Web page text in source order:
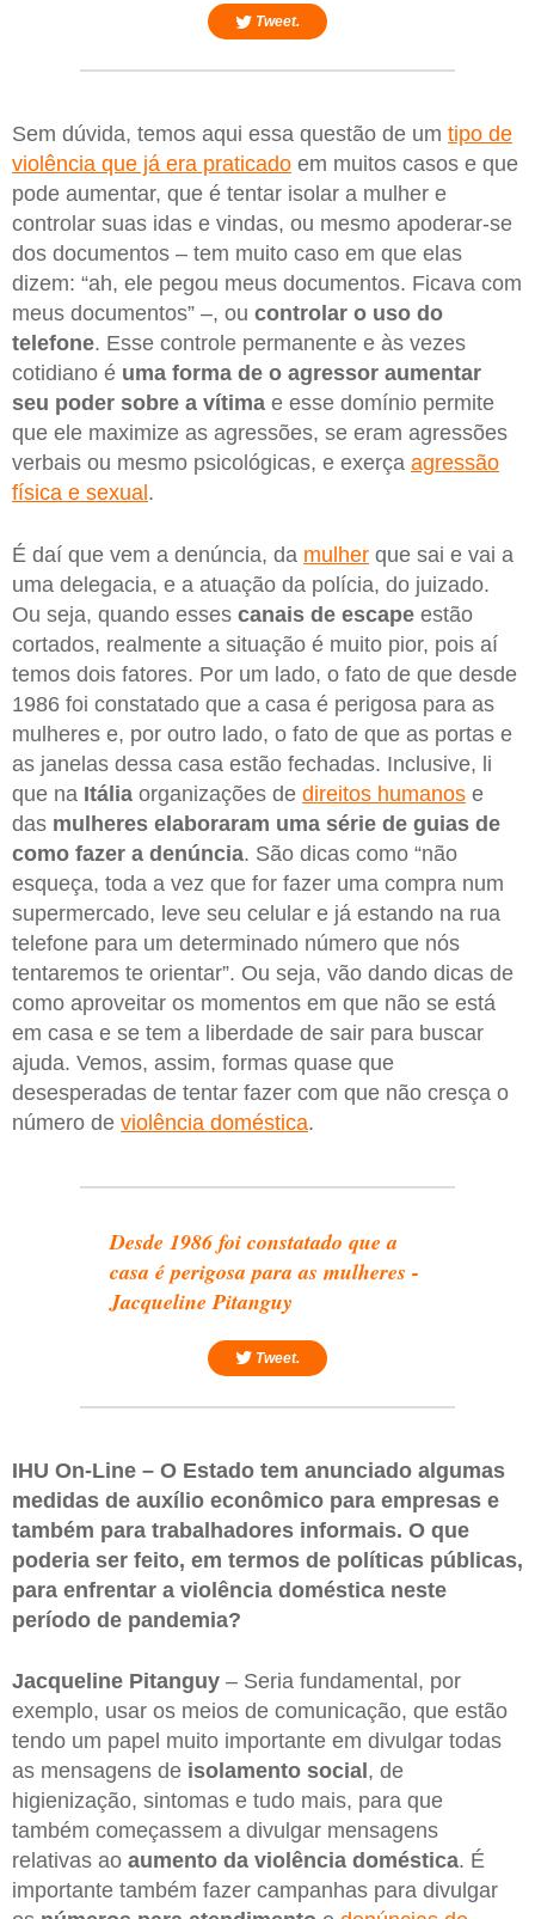
Tweet.
Sem dúvida, temos aqui essa questão de um tipo de
violência que já era praticado em muitos casos e que
pode aumentar, que é tentar isolar a mulher e
controlar suas idas e vindas, ou mesmo apoderar-se
dos documentos – tem muito caso em que elas
dizem: “ah, ele pegou meus documentos. Ficava com
meus documentos” –, ou controlar o uso do
telefone. Esse controle permanente e às vezes
cotidiano é uma forma de o agressor aumentar
seu poder sobre a vítima e esse domínio permite
que ele maximize as agressões, se eram agressões
verbais ou mesmo psicológicas, e exerça agressão
física e sexual .
É daí que vem a denúncia, da mulher que sai e vai a
uma delegacia, e a atuação da polícia, do juizado.
Ou seja, quando esses canais de escape estão
cortados, realmente a situação é muito pior, pois aí
temos dois fatores. Por um lado, o fato de que desde
1986 foi constatado que a casa é perigosa para as
mulheres e, por outro lado, o fato de que as portas e
as janelas dessa casa estão fechadas. Inclusive, li
que na Itália organizações de direitos humanos e
das mulheres elaboraram uma série de guias de
como fazer a denúncia. São dicas como “não
esqueça, toda a vez que for fazer uma compra num
supermercado, leve seu celular e já estando na rua
telefone para um determinado número que nós
tentaremos te orientar”. Ou seja, vão dando dicas de
como aproveitar os momentos em que não se está
em casa e se tem a liberdade de sair para buscar
ajuda. Vemos, assim, formas quase que
desesperadas de tentar fazer com que não cresça o
número de violência doméstica.
Desde 1986 foi constatado que a
casa é perigosa para as mulheres -
Jacqueline Pitanguy
Tweet.
IHU On-Line – O Estado tem anunciado algumas
medidas de auxílio econômico para empresas e
também para trabalhadores informais. O que
poderia ser feito, em termos de políticas públicas,
para enfrentar a violência doméstica neste
período de pandemia?
Jacqueline Pitanguy – Seria fundamental, por
exemplo, usar os meios de comunicação, que estão
tendo um papel muito importante em divulgar todas
as mensagens de isolamento social , de
higienização, sintomas e tudo mais, para que
também começassem a divulgar mensagens
relativas ao aumento da violência doméstica. É
importante também fazer campanhas para divulgar